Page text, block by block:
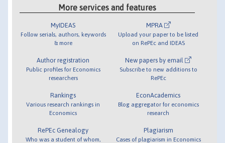
More services and features
MyIDEAS
Follow serials, authors, keywords
& more
Author registration
Public profiles for Economics
researchers
Rankings
Various research rankings in
Economics
RePEc Genealogy
Who was a student of whom,
MPRA
Upload your paper to be listed
on RePEc and IDEAS
New papers by email
Subscribe to new additions to
RePEc
EconAcademics
Blog aggregator for economics
research
Plagiarism
Cases of plagiarism in Economics